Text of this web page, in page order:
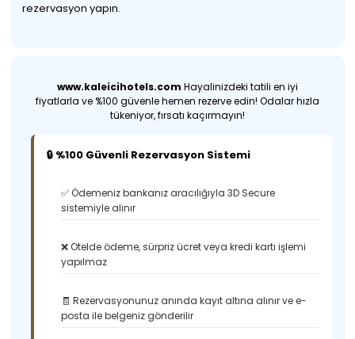
rezervasyon yapın.
www.kaleicihotels.com Hayalinizdeki tatili en iyi
fiyatlarla ve %100 güvenle hemen rezerve edin! Odalar hızla
tükeniyor, fırsatı kaçırmayın!
🔒 %100 Güvenli Rezervasyon Sistemi
✅ Ödemeniz bankanız aracılığıyla 3D Secure
sistemiyle alınır
❌ Otelde ödeme, sürpriz ücret veya kredi kartı işlemi
yapılmaz
🧾 Rezervasyonunuz anında kayıt altına alınır ve e-
posta ile belgeniz gönderilir